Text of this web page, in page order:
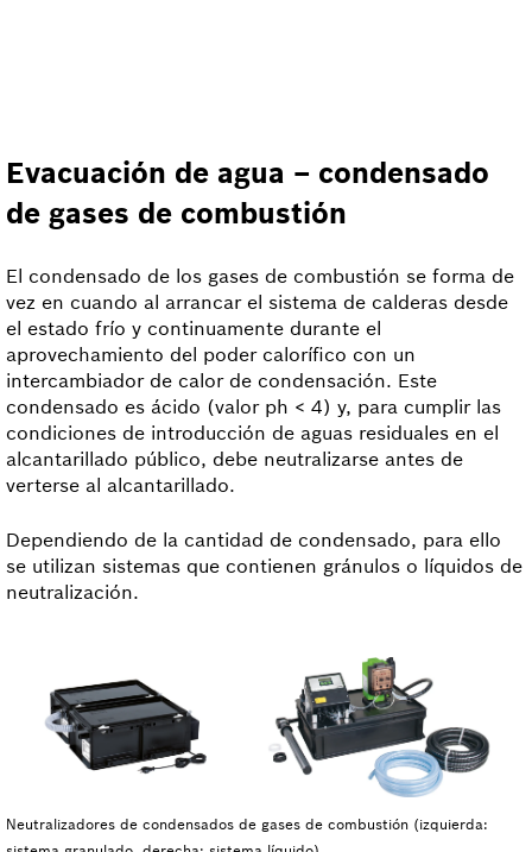
Evacuación de agua – condensado
de gases de combustión
El condensado de los gases de combustión se forma de
vez en cuando al arrancar el sistema de calderas desde
el estado frío y continuamente durante el
aprovechamiento del poder calorífico con un
intercambiador de calor de condensación. Este
condensado es ácido (valor ph < 4) y, para cumplir las
condiciones de introducción de aguas residuales en el
alcantarillado público, debe neutralizarse antes de
verterse al alcantarillado.
Dependiendo de la cantidad de condensado, para ello
se utilizan sistemas que contienen gránulos o líquidos de
neutralización.
Neutralizadores de condensados de gases de combustión (izquierda: